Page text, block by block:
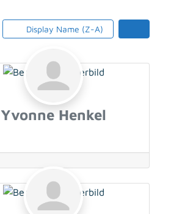
Display Name (Z-A)
Yvonne Henkel